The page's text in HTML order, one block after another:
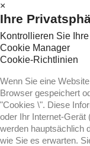
×
Ihre
Kontrollieren Sie
Cookie Manager
Cookie-Richtlinien
Wenn Sie eine
Browser gespeichert
"Cookies \". Diese
oder Ihr Internet-Gerät
werden hauptsächlich
wie Sie es erwarten.